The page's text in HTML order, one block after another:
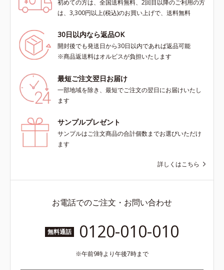
初めての方は、全国送料無料、2回目以降のご利用の方
は、3,300円以上(税込)のお買い上げで、送料無料
30日以内なら返品OK
開封後でも発送日から30日以内であれば返品可能
※商品返送料はオルビスが負担いたします
最短ご注文翌日お届け
一部地域を除き、最短でご注文の翌日にお届けいたし
ます
サンプルプレゼント
サンプルはご注文商品の合計個数までお選びいただけ
ます
詳しくはこちら
お電話でのご注文・お問い合わせ
無料通話 0120-010-010
午前9時より午後7時まで